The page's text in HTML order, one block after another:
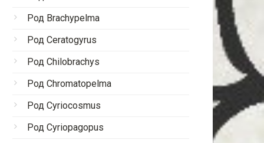
Род Brachypelma
Род Ceratogyrus
Род Chilobrachys
Род Chromatopelma
Род Cyriocosmus
Род Cyriopagopus